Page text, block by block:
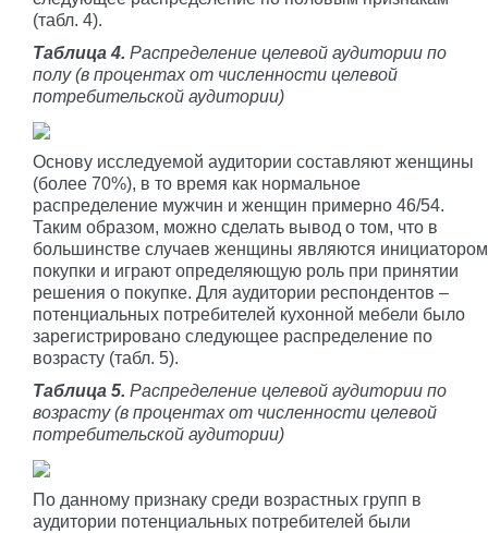
(табл. 4).
Таблица 4. Распределение целевой аудитории по
полу (в процентах от численности целевой
потребительской аудитории)
Основу исследуемой аудитории составляют женщины
(более 70%), в то время как нормальное
распределение мужчин и женщин примерно 46/54.
Таким образом, можно сделать вывод о том, что в
большинстве случаев женщины являются инициатором
покупки и играют определяющую роль при принятии
решения о покупке. Для аудитории респондентов –
потенциальных потребителей кухонной мебели было
зарегистрировано следующее распределение по
возрасту (табл. 5).
Таблица 5. Распределение целевой аудитории по
возрасту (в процентах от численности целевой
потребительской аудитории)
По данному признаку среди возрастных групп в
аудитории потенциальных потребителей были